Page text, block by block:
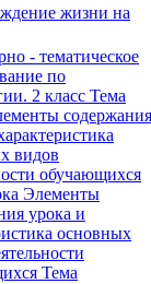
жизни на
- тематическое
по
2 класс Тема
содержания
видов
обучающихся
Элементы
урока и
основных
Тема